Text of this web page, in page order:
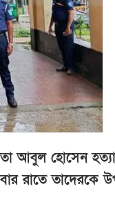
আবুল হোসেন
রাতে তাদেরকে